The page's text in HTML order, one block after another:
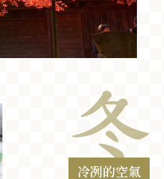
冷冽的空氣